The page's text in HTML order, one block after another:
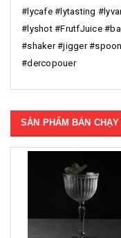
#lycafe #lytasting
#lyshot #FrutfJuice
#shaker #jigger
#dercopouer
SẢN PHẨM BÁN CHẠY